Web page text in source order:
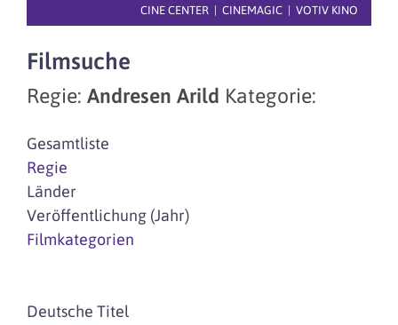
CINE CENTER | CINEMAGIC | VOTIV KINO
Filmsuche
Regie: Andresen Arild Kategorie:
Gesamtliste
Regie
Länder
Veröffentlichung (Jahr)
Filmkategorien
Deutsche Titel